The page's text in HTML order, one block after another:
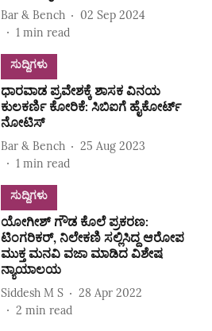
Bar & Bench
02 Sep 2024
1 min read
ಸುದ್ದಿಗಳು
ಧಾರವಾಡ ಪ್ರವೇಶಕ್ಕೆ ಶಾಸಕ ವಿನಯ
ಕುಲಕರ್ಣಿ ಕೋರಿಕೆ: ಸಿಬಿಐಗೆ ಹೈಕೋರ್ಟ್‌
ನೋಟಿಸ್‌
Bar & Bench
25 Aug 2023
1 min read
ಸುದ್ದಿಗಳು
ಯೋಗೀಶ್‌ ಗೌಡ ಕೊಲೆ ಪ್ರಕರಣ:
ಟಿಂಗರಿಕರ್‌, ನಿಲೇಕಣಿ ಸಲ್ಲಿಸಿದ್ದ ಆರೋಪ
ಮುಕ್ತ ಮನವಿ ವಜಾ ಮಾಡಿದ ವಿಶೇಷ
ನ್ಯಾಯಾಲಯ
Siddesh M S
28 Apr 2022
2 min read